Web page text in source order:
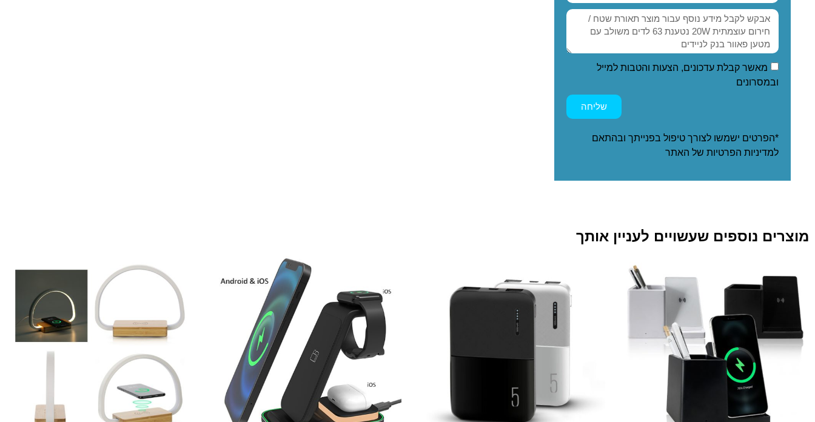
מאשר קבלת עדכונים, הצעות והטבות למייל
ובמסרונים
שליחה
*הפרטים ישמשו לצורך טיפול בפנייתך ובהתאם
למדיניות הפרטיות של האתר
מוצרים נוספים שעשויים לעניין אותך